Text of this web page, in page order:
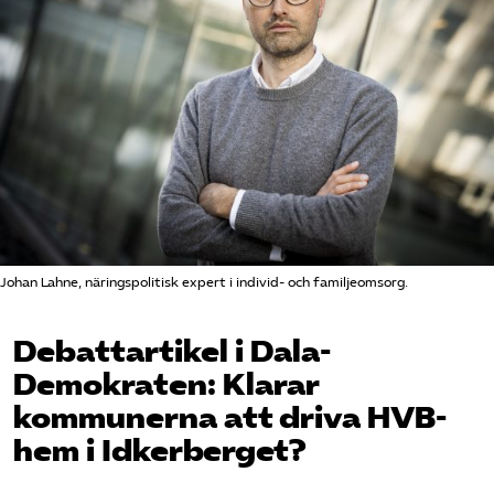
Aktiviteter
Våra frågor
Pressrum
Mina sidor
Privat Vårdfakta
Johan Lahne, näringspolitisk expert i individ- och familjeomsorg.
Debattartikel i Dala-
Demokraten: Klarar
kommunerna att driva HVB-
hem i Idkerberget?